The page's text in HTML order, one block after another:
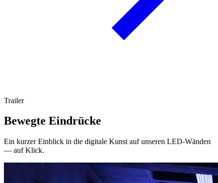
Trailer
Bewegte Eindrücke
Ein kurzer Einblick in die digitale Kunst auf unseren LED-Wänden
— auf Klick.